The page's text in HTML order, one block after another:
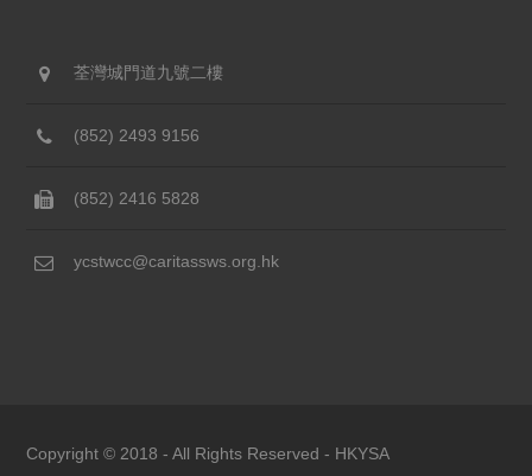
荃灣城門道九號二樓
(852) 2493 9156
(852) 2416 5828
ycstwcc@caritassws.org.hk
Copyright © 2018 - All Rights Reserved - HKYSA